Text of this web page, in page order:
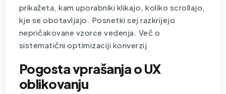
prikažeta, kam uporabniki klikajo, koliko scrollajo,
kje se obotavljajo. Posnetki sej razkrijejo
nepričakovane vzorce vedenja. Več o
sistematični optimizaciji konverzij
Pogosta vprašanja o UX
oblikovanju